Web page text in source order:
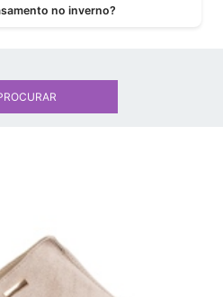
no inverno?